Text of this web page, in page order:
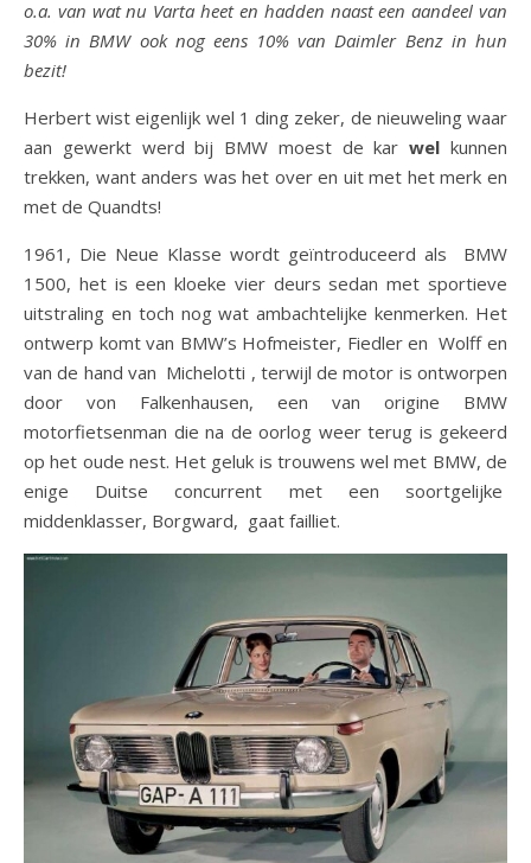
o.a. van wat nu Varta heet en hadden naast een aandeel van
30% in BMW ook nog eens 10% van Daimler Benz in hun
bezit!
Herbert wist eigenlijk wel 1 ding zeker, de nieuweling waar
aan gewerkt werd bij BMW moest de karwelkunnen
trekken, want anders was het over en uit met het merk en
met de Quandts!
1961, Die Neue Klasse wordt geïntroduceerd als BMW
1500, het is een kloeke vier deurs sedan met sportieve
uitstraling en toch nog wat ambachtelijke kenmerken. Het
ontwerp komt van BMW’s Hofmeister, Fiedler en Wolff en
van de hand van Michelotti , terwijl de motor is ontworpen
door von Falkenhausen, een van origine BMW
motorfietsenman die na de oorlog weer terug is gekeerd
op het oude nest. Het geluk is trouwens wel met BMW, de
enige Duitse concurrent met een soortgelijke
middenklasser, Borgward, gaat failliet.